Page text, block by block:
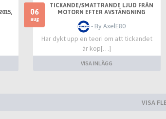
06
aug
TICKANDE/SMATTRANDE LJUD FRÅN
MOTORN EFTER AVSTÄNGNING
- By AxelE80
Har dykt upp en teori om att tickandet
är kop[…]
VISA INLÄGG
VISA